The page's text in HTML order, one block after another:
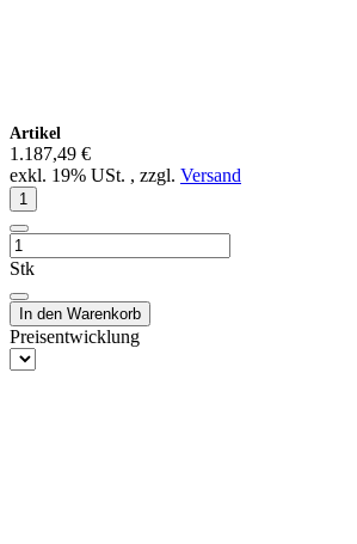
Artikel
1.187,49 €
exkl. 19% USt. , zzgl. Versand
Stk
In den Warenkorb
Preisentwicklung